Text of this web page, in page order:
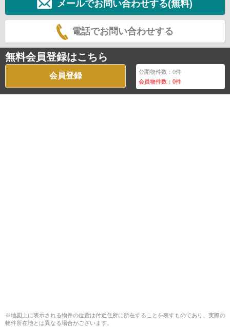
メールでお問い合わせする(無料)
電話でお問い合わせする
無料会員登録はこちら
会員登録 公開物件数：0件
会員物件数：0件
※地図上に表示される物件の位置は付近住所に所在することを表すものであり、実際の
物件所在地とは異なる場合がございます。